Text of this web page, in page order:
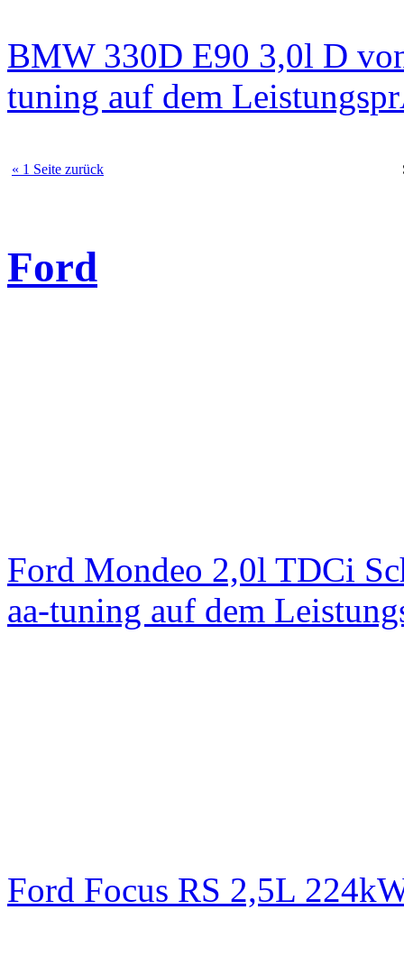
BMW 330D E90 3,0l D
tuning auf dem
« 1 Seite zurück
Ford
Ford Mondeo 2,0l TDCi
aa-tuning auf dem
Ford Focus RS 2,5L